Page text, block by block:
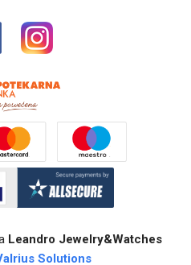
Leandro Jewelry&Watches
Solutions